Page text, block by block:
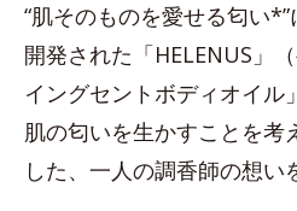
“肌そのものを愛せる匂い*”
開発された「HELENUS」
イングセントボディオイル
肌の匂いを生かすことを考
した、一人の調香師の想い